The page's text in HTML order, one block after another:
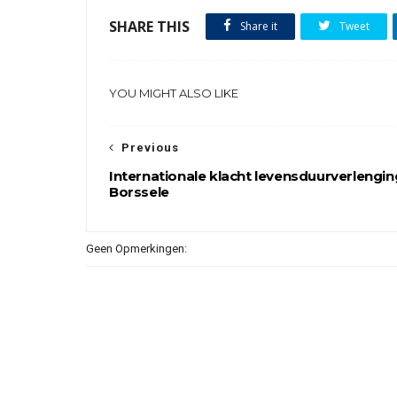
SHARE THIS Share it Tweet
YOU MIGHT ALSO LIKE
Previous
Internationale klacht
Borssele
Geen Opmerkingen: